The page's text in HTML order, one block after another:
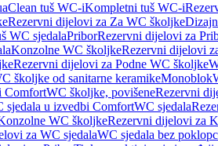
tuš WC-iKompletni tuš WC-i
Rezervni dijelovi za Za WC školjke
WC sjedalaPriborRezervni dijelovi za
Konzolne WC školjkeRezervni dijelovi
Rezervni dijelovi za Podne WC školjke
školjke od sanitarne keramikeMonoblok
ComfortWC školjke, povišeneRezervni
sjedala u izvedbi ComfortWC sjedala
WC školjkeRezervni dijelovi za
za WC sjedalaWC sjedala bez